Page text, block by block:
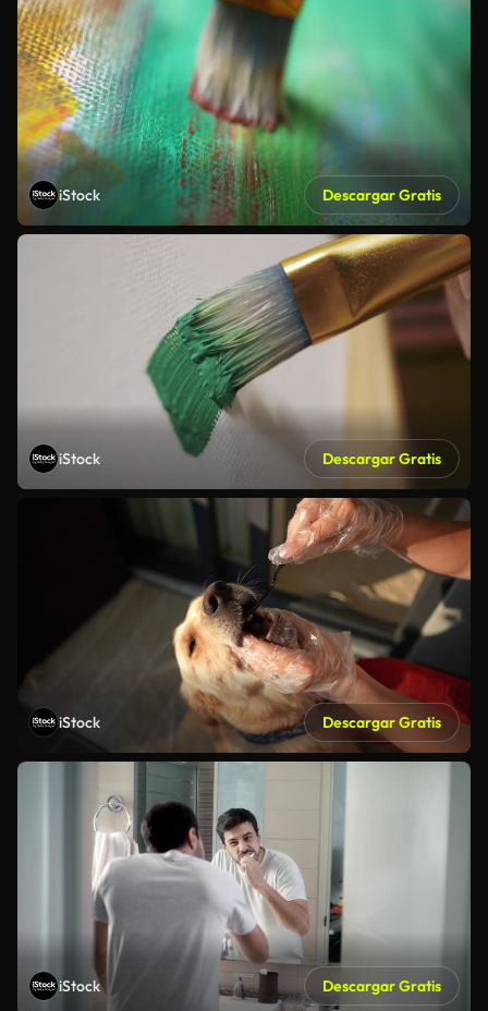
iStock Descargar Gratis
iStock Descargar Gratis
iStock Descargar Gratis
iStock Descargar Gratis